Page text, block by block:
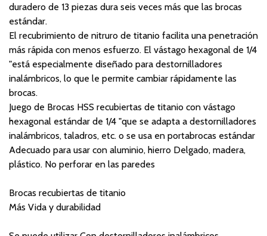
duradero de 13 piezas dura seis veces más que las brocas
estándar.
El recubrimiento de nitruro de titanio facilita una penetración
más rápida con menos esfuerzo. El vástago hexagonal de 1/4
"está especialmente diseñado para destornilladores
inalámbricos, lo que le permite cambiar rápidamente las
brocas.
Juego de Brocas HSS recubiertas de titanio con vástago
hexagonal estándar de 1/4 "que se adapta a destornilladores
inalámbricos, taladros, etc. o se usa en portabrocas estándar
Adecuado para usar con aluminio, hierro Delgado, madera,
plástico. No perforar en las paredes
Brocas recubiertas de titanio
Más Vida y durabilidad